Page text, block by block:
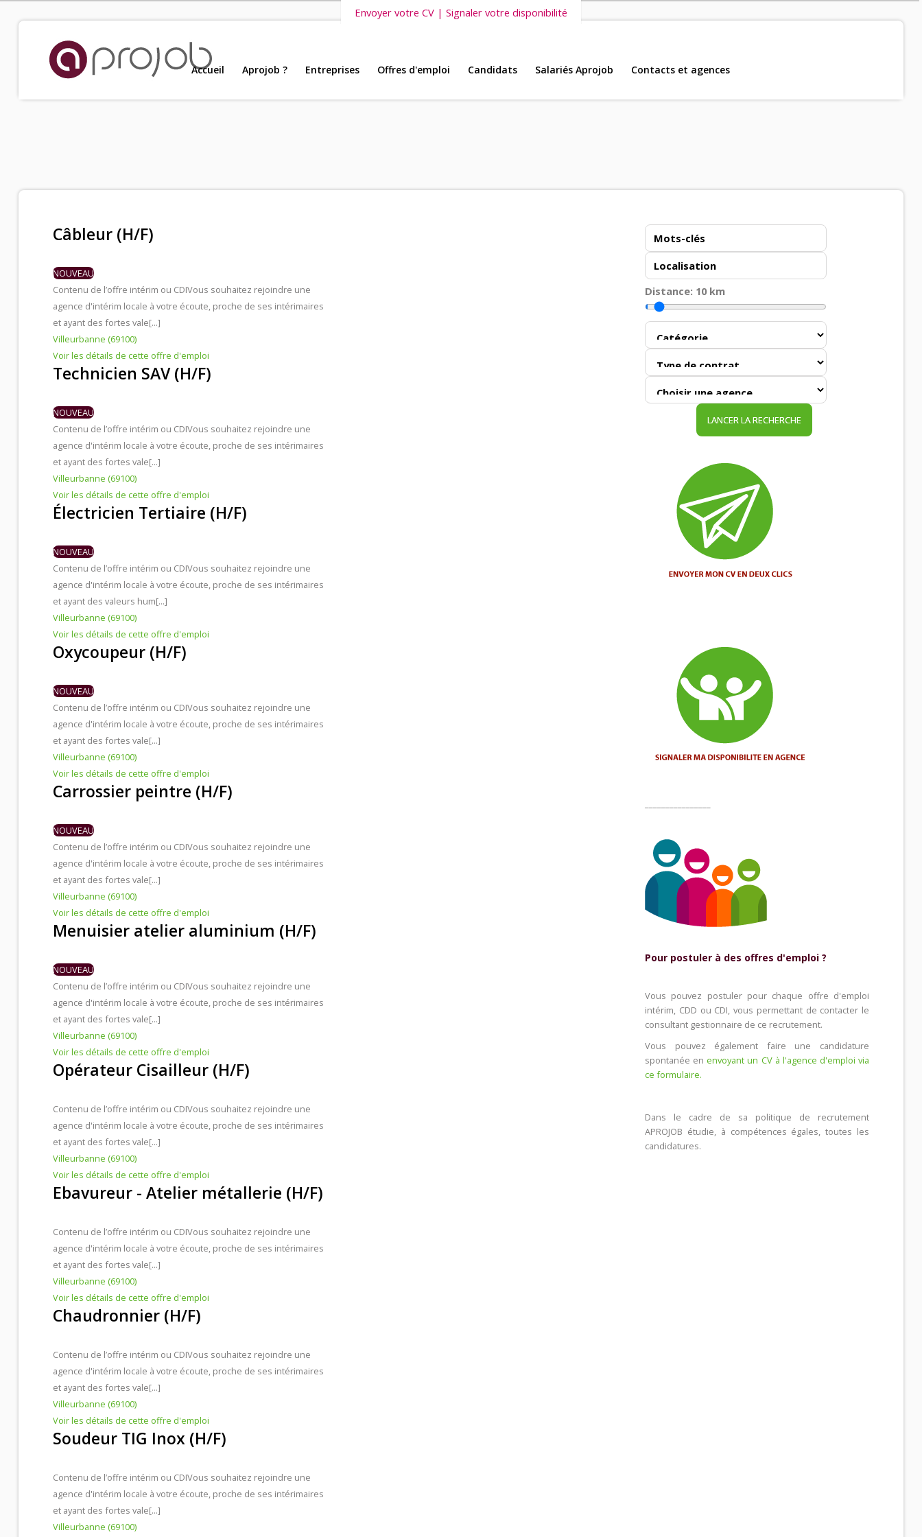
Accueil
Aprojob ?
Contacts et agences
Envoyer votre CV | Signaler votre disponibilité
Accueil Aprojob ? Entreprises Offres d'emploi Candidats Salariés Aprojob Contacts et agences
Câbleur (H/F)
NOUVEAU
Contenu de l’offre intérim ou CDIVous souhaitez rejoindre une
agence d'intérim locale à votre écoute, proche de ses intérimaires
et ayant des fortes vale[...]
Villeurbanne (69100)
Voir les détails de cette offre d'emploi
Technicien SAV (H/F)
NOUVEAU
Contenu de l’offre intérim ou CDIVous souhaitez rejoindre une
agence d'intérim locale à votre écoute, proche de ses intérimaires
et ayant des fortes vale[...]
Villeurbanne (69100)
Voir les détails de cette offre d'emploi
Électricien Tertiaire (H/F)
NOUVEAU
Contenu de l’offre intérim ou CDIVous souhaitez rejoindre une
agence d'intérim locale à votre écoute, proche de ses intérimaires
et ayant des valeurs hum[...]
Villeurbanne (69100)
Voir les détails de cette offre d'emploi
Oxycoupeur (H/F)
NOUVEAU
Contenu de l’offre intérim ou CDIVous souhaitez rejoindre une
agence d'intérim locale à votre écoute, proche de ses intérimaires
et ayant des fortes vale[...]
Villeurbanne (69100)
Voir les détails de cette offre d'emploi
Carrossier peintre (H/F)
NOUVEAU
Contenu de l’offre intérim ou CDIVous souhaitez rejoindre une
agence d'intérim locale à votre écoute, proche de ses intérimaires
et ayant des fortes vale[...]
Villeurbanne (69100)
Voir les détails de cette offre d'emploi
Menuisier atelier aluminium (H/F)
NOUVEAU
Contenu de l’offre intérim ou CDIVous souhaitez rejoindre une
agence d'intérim locale à votre écoute, proche de ses intérimaires
et ayant des fortes vale[...]
Villeurbanne (69100)
Voir les détails de cette offre d'emploi
Opérateur Cisailleur (H/F)
Contenu de l’offre intérim ou CDIVous souhaitez rejoindre une
agence d'intérim locale à votre écoute, proche de ses intérimaires
et ayant des fortes vale[...]
Villeurbanne (69100)
Voir les détails de cette offre d'emploi
Ebavureur - Atelier métallerie (H/F)
Contenu de l’offre intérim ou CDIVous souhaitez rejoindre une
agence d'intérim locale à votre écoute, proche de ses intérimaires
et ayant des fortes vale[...]
Villeurbanne (69100)
Voir les détails de cette offre d'emploi
Chaudronnier (H/F)
Contenu de l’offre intérim ou CDIVous souhaitez rejoindre une
agence d'intérim locale à votre écoute, proche de ses intérimaires
et ayant des fortes vale[...]
Villeurbanne (69100)
Voir les détails de cette offre d'emploi
Soudeur TIG Inox (H/F)
Contenu de l’offre intérim ou CDIVous souhaitez rejoindre une
agence d'intérim locale à votre écoute, proche de ses intérimaires
et ayant des fortes vale[...]
Villeurbanne (69100)
Distance: 10km
LANCER LA RECHERCHE
Pour postuler à des offres d'emploi ?
Vous pouvez postuler pour chaque offre d'emploi
intérim, CDD ou CDI, vous permettant de contacter le
consultant gestionnaire de ce recrutement.
Vous pouvez également faire une candidature
spontanée en envoyant un CV à l'agence d'emploi via
ce formulaire.
Dans le cadre de sa politique de recrutement
APROJOB étudie, à compétences égales, toutes les
candidatures.